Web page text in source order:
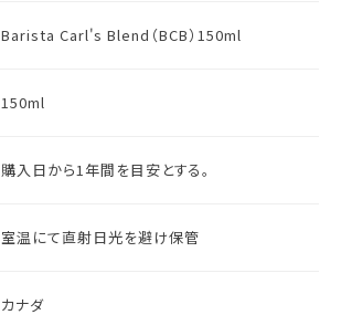
Barista Carl's Blend（BCB）150ml
150ml
購入日から1年間を目安とする。
室温にて直射日光を避け保管
カナダ